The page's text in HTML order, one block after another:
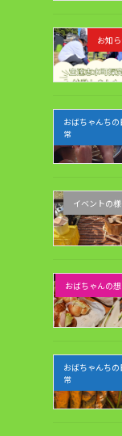
お知
おばちゃんちの
常
イベントの
おばちゃんの想
おばちゃんちの
常